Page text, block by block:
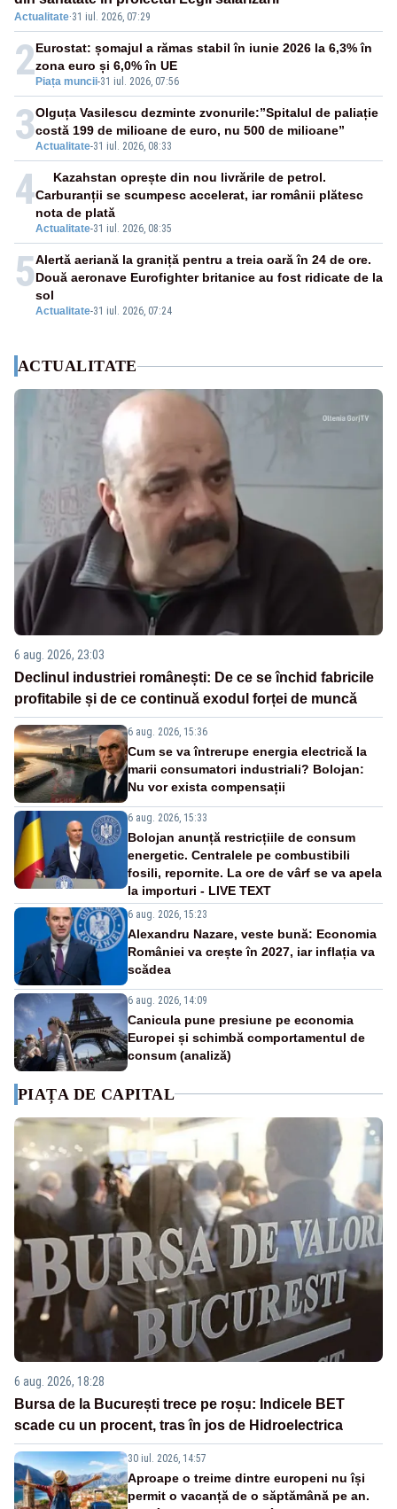
Actualitate·31 iul. 2026, 07:29
2 Piața muncii-31 iul. 2026, 07:56
Eurostat: șomajul a rămas stabil în iunie 2026 la 6,3% în
zona euro și 6,0% în UE
3Actualitate-31 iul. 2026, 08:33
Olguța Vasilescu dezminte zvonurile:”Spitalul de paliație
costă 199 de milioane de euro, nu 500 de milioane”
4
Actualitate-31 iul. 2026, 08:35
Kazahstan oprește din nou livrările de petrol.
Carburanții se scumpesc accelerat, iar românii plătesc
nota de plată
5
Actualitate-31 iul. 2026, 07:24
Alertă aeriană la graniță pentru a treia oară în 24 de ore.
Două aeronave Eurofighter britanice au fost ridicate de la
sol
ACTUALITATE
6 aug. 2026, 23:03
Declinul industriei românești: De ce se închid fabricile
profitabile și de ce continuă exodul forței de muncă
6 aug. 2026, 15:36
Cum se va întrerupe energia electrică la
marii consumatori industriali? Bolojan:
Nu vor exista compensații
6 aug. 2026, 15:33
Bolojan anunță restricțiile de consum
energetic. Centralele pe combustibili
fosili, repornite. La ore de vârf se va apela
la importuri - LIVE TEXT
6 aug. 2026, 15:23
Alexandru Nazare, veste bună: Economia
României va crește în 2027, iar inflația va
scădea
6 aug. 2026, 14:09
Canicula pune presiune pe economia
Europei și schimbă comportamentul de
consum (analiză)
PIAȚA DE CAPITAL
6 aug. 2026, 18:28
Bursa de la București trece pe roșu: Indicele BET
scade cu un procent, tras în jos de Hidroelectrica
30 iul. 2026, 14:57
Aproape o treime dintre europeni nu își
permit o vacanță de o săptămână pe an.